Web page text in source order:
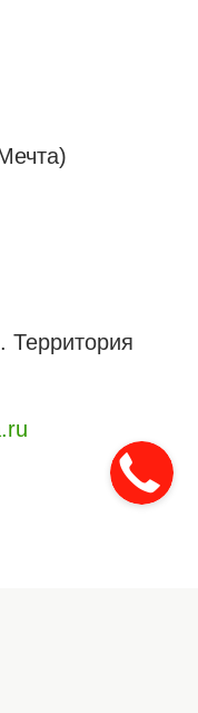
Территория